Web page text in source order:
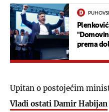
prema
Upitan o postojećim
Vladi ostati Damir Habijan